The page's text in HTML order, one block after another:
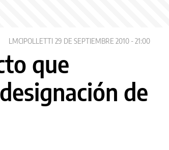
LMCIPOLLETTI 29 DE SEPTIEMBRE 2010 - 21:00
que
de